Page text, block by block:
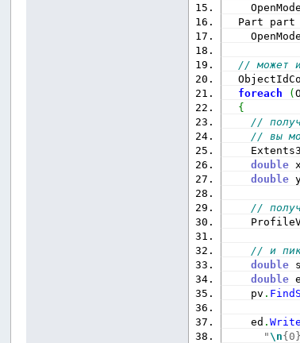
OpenMode
Part
OpenMode
// может
foreach
(
{
//
// вы
double
double
//
// и
double
double
pv .
ed .
"\n